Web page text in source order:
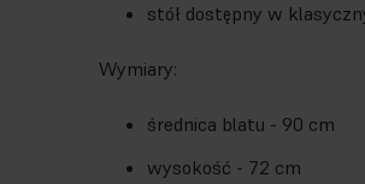
stół dostępny w
Wymiary:
średnica blatu - 90 cm
wysokość - 72 cm